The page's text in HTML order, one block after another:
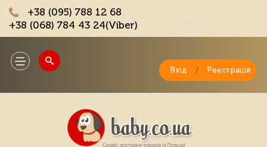
+38 (095) 788 12 68
+38 (068) 784 43 24(Viber)
Toggle
navigation
Вхід / Реєстрація